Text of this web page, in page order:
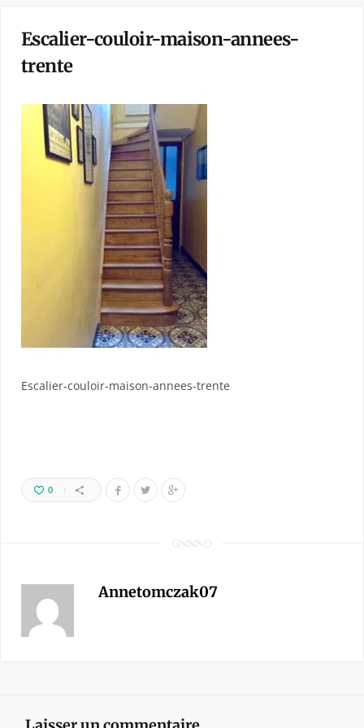
Escalier-couloir-maison-annees-
trente
Escalier-couloir-maison-annees-trente
0
Annetomczak07